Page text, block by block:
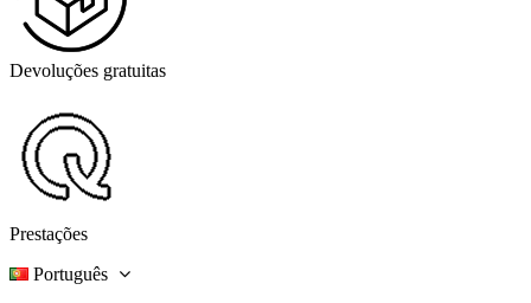
Devoluções gratuitas
Prestações
Português